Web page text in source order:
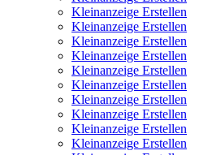
Kleinanzeige Erstellen
Kleinanzeige Erstellen
Kleinanzeige Erstellen
Kleinanzeige Erstellen
Kleinanzeige Erstellen
Kleinanzeige Erstellen
Kleinanzeige Erstellen
Kleinanzeige Erstellen
Kleinanzeige Erstellen
Kleinanzeige Erstellen